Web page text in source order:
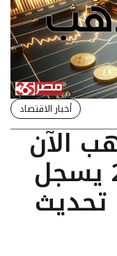
أخبار الاقتصاد
الآن
في مصر: عيار 24 يسجل
تحديث